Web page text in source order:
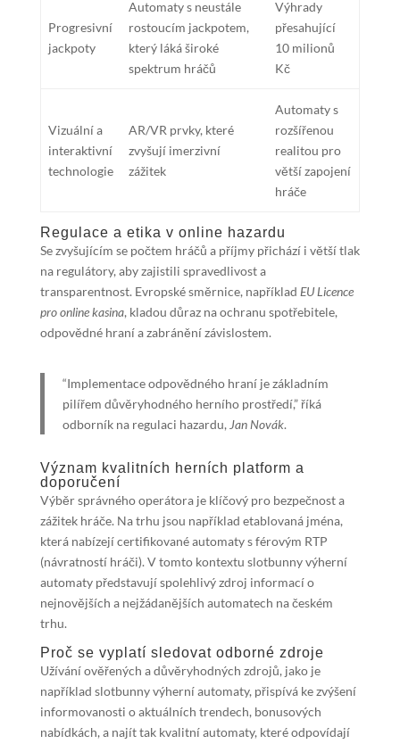
Progresivní
jackpoty
Automaty s neustále
rostoucím jackpotem,
který láká široké
spektrum hráčů
Výhrady
přesahující
10 milionů
Kč
Vizuální a
interaktivní
technologie
AR/VR prvky, které
zvyšují imerzivní
zážitek
Automaty s
rozšířenou
realitou pro
větší zapojení
hráče
Regulace a etika v online hazardu
Se zvyšujícím se počtem hráčů a příjmy přichází i větší tlak
na regulátory, aby zajistili spravedlivost a
transparentnost. Evropské směrnice, například EU Licence
pro online kasina, kladou důraz na ochranu spotřebitele,
odpovědné hraní a zabránění závislostem.
“Implementace odpovědného hraní je základním
pilířem důvěryhodného herního prostředí,” říká
odborník na regulaci hazardu, Jan Novák.
Význam kvalitních herních platform a
doporučení
Výběr správného operátora je klíčový pro bezpečnost a
zážitek hráče. Na trhu jsou například etablovaná jména,
která nabízejí certifikované automaty s férovým RTP
(návratností hráči). V tomto kontextu slotbunny výherní
automaty představují spolehlivý zdroj informací o
nejnovějších a nejžádanějších automatech na českém
trhu.
Proč se vyplatí sledovat odborné zdroje
Užívání ověřených a důvěryhodných zdrojů, jako je
například slotbunny výherní automaty, přispívá ke zvýšení
informovanosti o aktuálních trendech, bonusových
nabídkách, a najít tak kvalitní automaty, které odpovídají